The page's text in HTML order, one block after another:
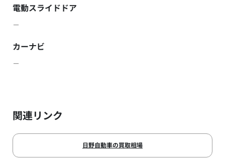
電動スライドドア
－
カーナビ
－
関連リンク
日野自動車の買取相場